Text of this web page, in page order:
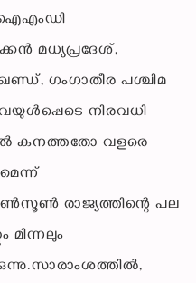
ഐഎംഡി
മധ്യപ്രദേശ്,
ഗംഗാതീര പശ്ചിമ
നിരവധി
കനത്തതോ വളരെ
രാജ്യത്തിന്റെ പല
മിന്നലും